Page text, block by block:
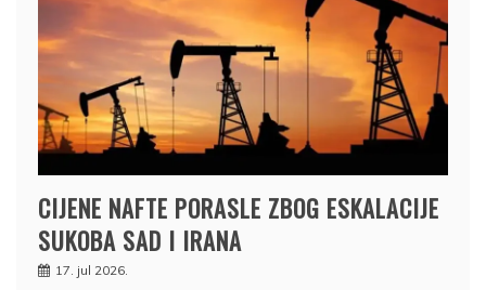
CIJENE NAFTE PORASLE ZBOG ESKALACIJE
SUKOBA SAD I IRANA
17. jul 2026.